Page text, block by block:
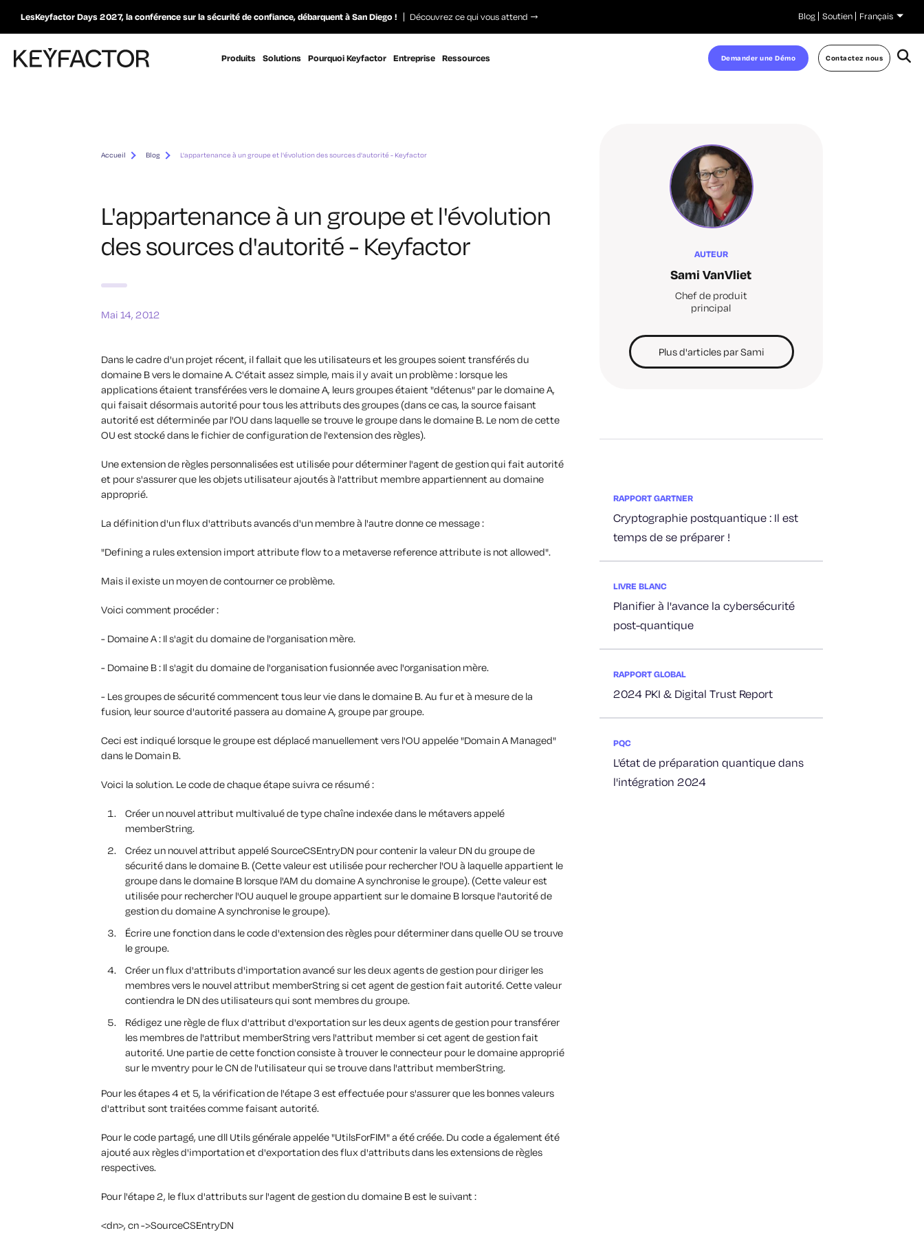
LesKeyfactor Days 2027, la conférence sur la sécurité de confiance, débarquent à San Diego ! Découvrez ce qui vous attend Blog Soutien Français
Produits Solutions Pourquoi Keyfactor Entreprise Ressources Demander une Démo Contactez nous
Accueil Blog L'appartenance à un groupe et l'évolution des sources d'autorité - Keyfactor
L'appartenance à un groupe et l'évolution
des sources d'autorité - Keyfactor
Mai 14, 2012
Dans le cadre d'un projet récent, il fallait que les utilisateurs et les groupes soient transférés du
domaine B vers le domaine A. C'était assez simple, mais il y avait un problème : lorsque les
applications étaient transférées vers le domaine A, leurs groupes étaient "détenus" par le domaine A,
qui faisait désormais autorité pour tous les attributs des groupes (dans ce cas, la source faisant
autorité est déterminée par l'OU dans laquelle se trouve le groupe dans le domaine B. Le nom de cette
OU est stocké dans le fichier de configuration de l'extension des règles).
Une extension de règles personnalisées est utilisée pour déterminer l'agent de gestion qui fait autorité
et pour s'assurer que les objets utilisateur ajoutés à l'attribut membre appartiennent au domaine
approprié.
La définition d'un flux d'attributs avancés d'un membre à l'autre donne ce message :
"Defining a rules extension import attribute flow to a metaverse reference attribute is not allowed".
Mais il existe un moyen de contourner ce problème.
Voici comment procéder :
- Domaine A : Il s'agit du domaine de l'organisation mère.
- Domaine B : Il s'agit du domaine de l'organisation fusionnée avec l'organisation mère.
- Les groupes de sécurité commencent tous leur vie dans le domaine B. Au fur et à mesure de la
fusion, leur source d'autorité passera au domaine A, groupe par groupe.
Ceci est indiqué lorsque le groupe est déplacé manuellement vers l'OU appelée "Domain A Managed"
dans le Domain B.
Voici la solution. Le code de chaque étape suivra ce résumé :
Créer un nouvel attribut multivalué de type chaîne indexée dans le métavers appelé
memberString.
Créez un nouvel attribut appelé SourceCSEntryDN pour contenir la valeur DN du groupe de
sécurité dans le domaine B. (Cette valeur est utilisée pour rechercher l'OU à laquelle appartient le
groupe dans le domaine B lorsque l'AM du domaine A synchronise le groupe). (Cette valeur est
utilisée pour rechercher l'OU auquel le groupe appartient sur le domaine B lorsque l'autorité de
gestion du domaine A synchronise le groupe).
Écrire une fonction dans le code d'extension des règles pour déterminer dans quelle OU se trouve
le groupe.
Créer un flux d'attributs d'importation avancé sur les deux agents de gestion pour diriger les
membres vers le nouvel attribut memberString si cet agent de gestion fait autorité. Cette valeur
contiendra le DN des utilisateurs qui sont membres du groupe.
Rédigez une règle de flux d'attribut d'exportation sur les deux agents de gestion pour transférer
les membres de l'attribut memberString vers l'attribut member si cet agent de gestion fait
autorité. Une partie de cette fonction consiste à trouver le connecteur pour le domaine approprié
sur le mventry pour le CN de l'utilisateur qui se trouve dans l'attribut memberString.
Pour les étapes 4 et 5, la vérification de l'étape 3 est effectuée pour s'assurer que les bonnes valeurs
d'attribut sont traitées comme faisant autorité.
Pour le code partagé, une dll Utils générale appelée "UtilsForFIM" a été créée. Du code a également été
ajouté aux règles d'importation et d'exportation des flux d'attributs dans les extensions de règles
respectives.
Pour l'étape 2, le flux d'attributs sur l'agent de gestion du domaine B est le suivant :
<dn>, cn ->SourceCSEntryDN
AUTEUR
Sami VanVliet
Chef de produit
principal
Plus d'articles par Sami
RAPPORT GARTNER
Cryptographie postquantique : Il est
temps de se préparer !
LIVRE BLANC
Planifier à l'avance la cybersécurité
post-quantique
RAPPORT GLOBAL
2024 PKI & Digital Trust Report
PQC
L'état de préparation quantique dans
l'intégration 2024